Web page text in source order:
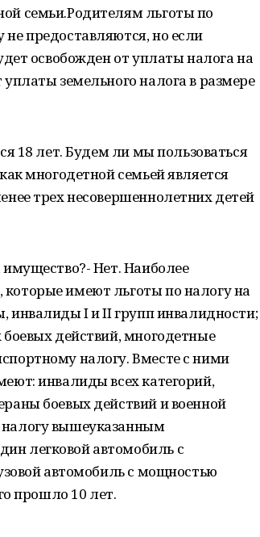
семьи.Родителям льготы по
предоставляются, но если
освобожден от уплаты налога на
земельного налога в размере
18 лет. Будем ли мы пользоваться
многодетной семьей является
трех несовершеннолетних детей
Нет. Наиболее
имеют льготы по налогу на
инвалиды I и II групп инвалидности;
действий, многодетные
налогу. Вместе с ними
инвалиды всех категорий,
боевых действий и военной
вышеуказанным
легковой автомобиль с
автомобиль с мощностью
прошло 10 лет.